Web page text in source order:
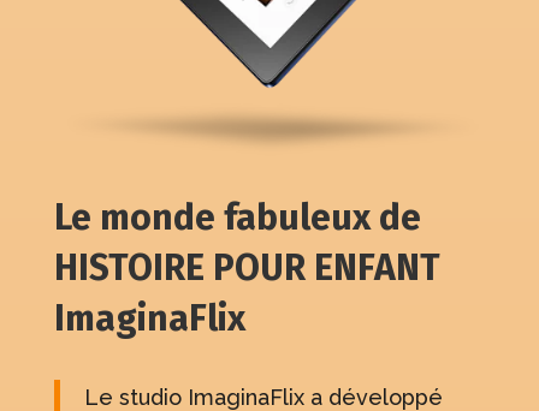
Le monde fabuleux de
HISTOIRE POUR ENFANT
ImaginaFlix
Le studio ImaginaFlix a développé